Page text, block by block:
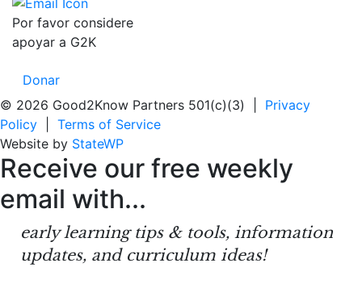
Por favor considere
apoyar a G2K
Donar
© 2026 Good2Know Partners 501(c)(3) | Privacy
Policy
Terms of Service
Website by StateWP
Receive our free weekly
email with...
early learning tips & tools, information
updates, and curriculum ideas!